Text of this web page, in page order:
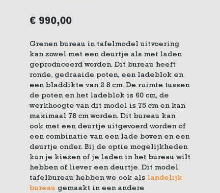
€ 990,00
Grenen bureau in tafelmodel uitvoering
kan zowel met een deurtje als met laden
geproduceerd worden. Dit bureau heeft
ronde, gedraaide poten, een ladeblok en
een bladdikte van 2.8 cm. De ruimte tussen
de poten en het ladeblok is 60 cm, de
werkhoogte van dit model is 75 cm en kan
maximaal 78 cm worden. Dit bureau kan
ook met een deurtje uitgevoerd worden of
een combinatie van een lade boven en een
deurtje onder. Bij de optie mogelijkheden
kun je kiezen of je laden in het bureau wilt
hebben of liever een deurtje. Dit model
tafelbureau hebben we ook als landelijk
bureau gemaakt in een andere